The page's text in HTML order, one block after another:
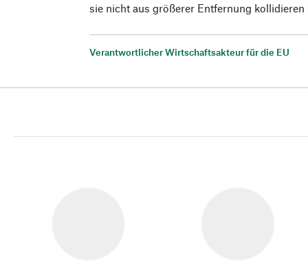
sie nicht aus größerer Entfernung
Verantwortlicher Wirtschaftsakteur für die EU